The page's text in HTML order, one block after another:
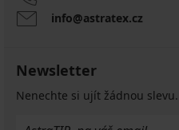
info@astratex.cz
Newsletter
Nenechte si ujít žádnou slevu.